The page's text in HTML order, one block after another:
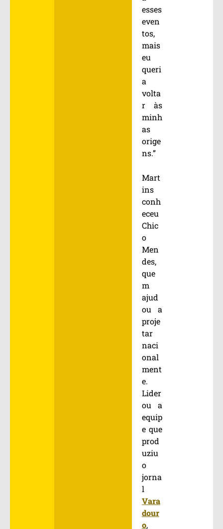
esses
even
tos,
mais
eu
queri
a
volta
r às
minh
as
orige
ns.”
Mart
ins
conh
eceu
Chic
o
Men
des,
que
m
ajud
ou a
proje
tar
naci
onal
ment
e.
Lider
ou a
equip
e que
prod
uziu
o
jorna
l
Vara
dour
o,